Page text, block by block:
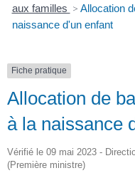
aux familles > Allocation
naissance d'un enfant
Fiche pratique
Allocation de
à la naissance
Vérifié le 09 mai 2023 -
(Première ministre)